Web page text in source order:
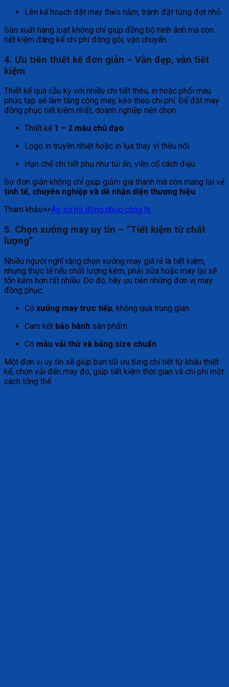
Lên kế hoạch đặt may theo năm, tránh đặt từng đợt nhỏ
Sản xuất hàng loạt không chỉ giúp đồng bộ hình ảnh mà còn
tiết kiệm đáng kể chi phí đóng gói, vận chuyển.
4. Ưu tiên thiết kế đơn giản – Vẫn đẹp, vẫn tiết
kiệm
Thiết kế quá cầu kỳ với nhiều chi tiết thêu, in hoặc phối màu
phức tạp sẽ làm tăng công may, kéo theo chi phí. Để đặt may
đồng phục tiết kiệm nhất, doanh nghiệp nên chọn:
Thiết kế 1 – 2 màu chủ đạo
Logo in truyền nhiệt hoặc in lụa thay vì thêu nổi
Hạn chế chi tiết phụ như túi ẩn, viền cổ cách điệu
Sự đơn giản không chỉ giúp giảm giá thành mà còn mang lại vẻ
tinh tế, chuyên nghiệp và dễ nhận diện thương hiệu.
Tham khảo>>Áo sơ mi đồng phục công ty
5. Chọn xưởng may uy tín – “Tiết kiệm từ chất
lượng”
Nhiều người nghĩ rằng chọn xưởng may giá rẻ là tiết kiệm,
nhưng thực tế nếu chất lượng kém, phải sửa hoặc may lại sẽ
tốn kém hơn rất nhiều. Do đó, hãy ưu tiên những đơn vị may
đồng phục:
Có xưởng may trực tiếp, không qua trung gian
Cam kết bảo hành sản phẩm
Có mẫu vải thử và bảng size chuẩn
Một đơn vị uy tín sẽ giúp bạn tối ưu từng chi tiết từ khâu thiết
kế, chọn vải đến may đo, giúp tiết kiệm thời gian và chi phí một
cách tổng thể.